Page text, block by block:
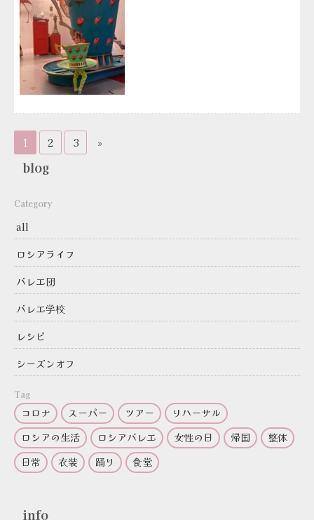
ー
ー
1 2 3 »
blog
Category
all
ロシアライフ
バレエ団
バレエ学校
レシピ
シーズンオフ
Tag
コロナ スーパー ツアー
リハーサル
ロシアの生活
ロシアバレエ 女性の日 帰国
整体
日常
衣装 踊り 食堂
info